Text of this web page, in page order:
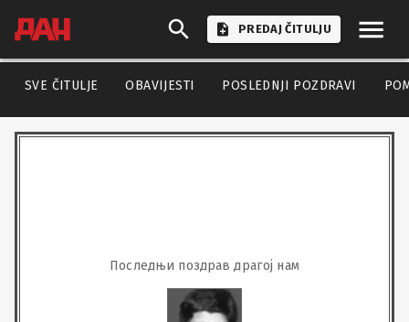
PREDAJ ČITULJU
SVE ČITULJE OBAVIJESTI POSLEDNJI POZDRAVI
Последњи поздрав драгој нам